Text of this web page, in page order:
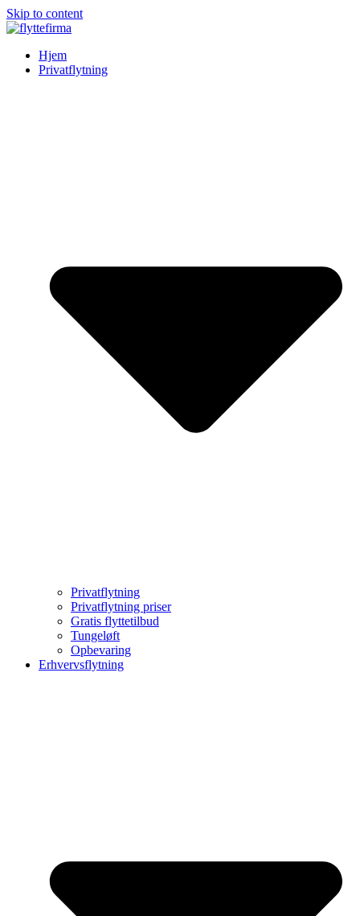
Skip to content
Hjem
Privatflytning
Privatflytning
Privatflytning priser
Gratis flyttetilbud
Tungeløft
Opbevaring
Erhvervsflytning